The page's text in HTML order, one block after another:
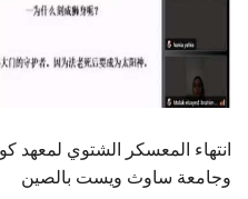
سجل
انتهاء المعسكر الشتوي
وجامعة ساوث ويست بالصين